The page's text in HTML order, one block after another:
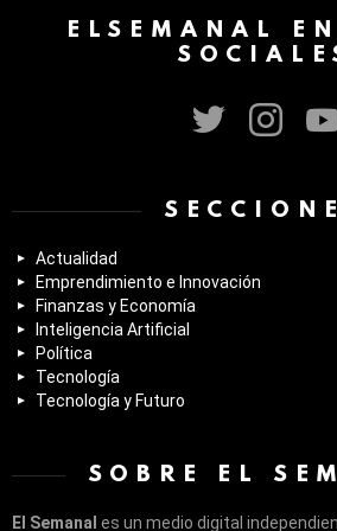
ELSEMANAL
Actualidad
Emprendimiento e Innovación
Finanzas y Economía
Inteligencia Artificial
Política
Tecnología
Tecnología y Futuro
SOBRE EL
El Semanal es un medio digital